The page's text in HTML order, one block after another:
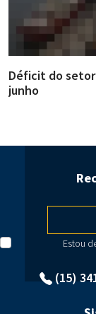
Déficit do setor
junho
(15)
Estou